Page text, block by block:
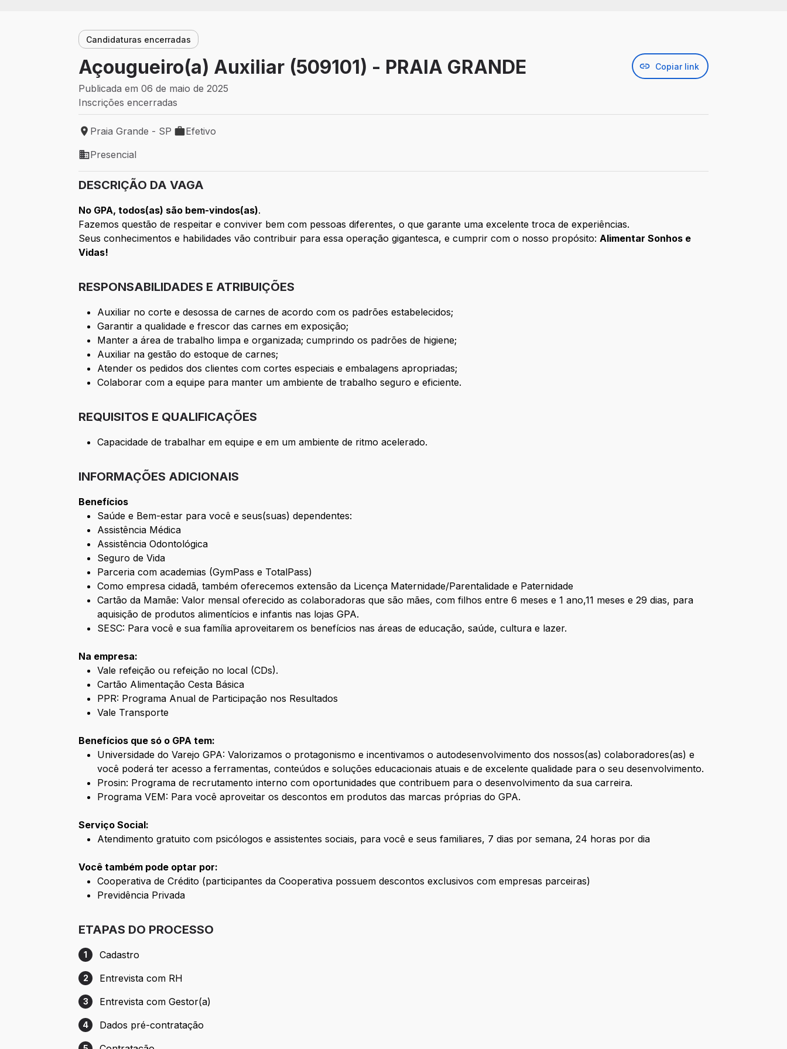
Candidaturas encerradas
Açougueiro(a) Auxiliar (509101) - PRAIA GRANDE Copiar link
Publicada em 06 de maio de 2025
Inscrições encerradas
Local de trabalho: Praia Grande - SP
Praia Grande - SP
Tipo de vaga: Efetivo
Efetivo
Modelo de trabalho: Presencial
Presencial
DESCRIÇÃO DA VAGA
No GPA, todos(as) são bem-vindos(as).
Fazemos questão de respeitar e conviver bem com pessoas diferentes, o que garante uma excelente troca de experiências.
Seus conhecimentos e habilidades vão contribuir para essa operação gigantesca, e cumprir com o nosso propósito:Alimentar Sonhos e
Vidas!
RESPONSABILIDADES E ATRIBUIÇÕES
Auxiliar no corte e desossa de carnes de acordo com os padrões estabelecidos;
Garantir a qualidade e frescor das carnes em exposição;
Manter a área de trabalho limpa e organizada; cumprindo os padrões de higiene;
Auxiliar na gestão do estoque de carnes;
Atender os pedidos dos clientes com cortes especiais e embalagens apropriadas;
Colaborar com a equipe para manter um ambiente de trabalho seguro e eficiente.
REQUISITOS E QUALIFICAÇÕES
Capacidade de trabalhar em equipe e em um ambiente de ritmo acelerado.
INFORMAÇÕES ADICIONAIS
Benefícios
Saúde e Bem-estar para você e seus(suas) dependentes:
Assistência Médica
Assistência Odontológica
Seguro de Vida
Parceria com academias (GymPass e TotalPass)
Como empresa cidadã, também oferecemos extensão da Licença Maternidade/Parentalidade e Paternidade
Cartão da Mamãe: Valor mensal oferecido as colaboradoras que são mães, com filhos entre 6 meses e 1 ano,11 meses e 29 dias, para
aquisição de produtos alimentícios e infantis nas lojas GPA.
SESC: Para você e sua família aproveitarem os benefícios nas áreas de educação, saúde, cultura e lazer.
Na empresa:
Vale refeição ou refeição no local (CDs).
Cartão Alimentação Cesta Básica
PPR: Programa Anual de Participação nos Resultados
Vale Transporte
Benefícios que só o GPA tem:
Universidade do Varejo GPA: Valorizamos o protagonismo e incentivamos o autodesenvolvimento dos nossos(as) colaboradores(as) e
você poderá ter acesso a ferramentas, conteúdos e soluções educacionais atuais e de excelente qualidade para o seu desenvolvimento.
Prosin: Programa de recrutamento interno com oportunidades que contribuem para o desenvolvimento da sua carreira.
Programa VEM: Para você aproveitar os descontos em produtos das marcas próprias do GPA.
Serviço Social:
Atendimento gratuito com psicólogos e assistentes sociais, para você e seus familiares, 7 dias por semana, 24 horas por dia
Você também pode optar por:
Cooperativa de Crédito (participantes da Cooperativa possuem descontos exclusivos com empresas parceiras)
Previdência Privada
ETAPAS DO PROCESSO
Etapa 1: Cadastro
1 Cadastro
Etapa 2: Entrevista com RH
2 Entrevista com RH
Etapa 3: Entrevista com Gestor(a)
3 Entrevista com Gestor(a)
Etapa 4: Dados pré-contratação
4 Dados pré-contratação